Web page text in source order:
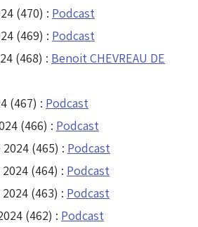
(470) : Podcast
(469) : Podcast
(468) : Benoit CHEVREAU DE
(467) : Podcast
(466) : Podcast
(465) : Podcast
(464) : Podcast
(463) : Podcast
(462) : Podcast